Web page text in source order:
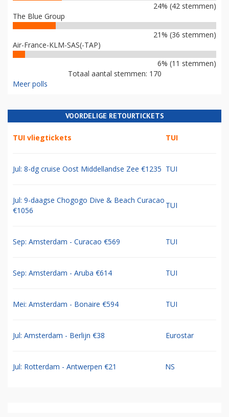
24% (42 stemmen)
The Blue Group
21% (36 stemmen)
Air-France-KLM-SAS(-TAP)
6% (11 stemmen)
Totaal aantal stemmen: 170
Meer polls
VOORDELIGE RETOURTICKETS
TUI vliegtickets TUI
Jul: 8-dg cruise Oost Middellandse Zee €1235 TUI
Jul: 9-daagse Chogogo Dive & Beach Curacao
€1056
TUI
Sep: Amsterdam - Curacao €569 TUI
Sep: Amsterdam - Aruba €614 TUI
Mei: Amsterdam - Bonaire €594 TUI
Jul: Amsterdam - Berlijn €38 Eurostar
Jul: Rotterdam - Antwerpen €21 NS